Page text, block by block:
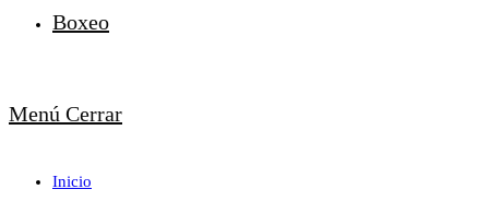
Boxeo
Menú Cerrar
Inicio